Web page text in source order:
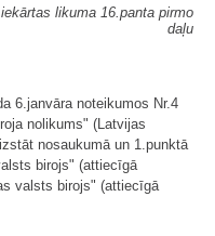
likuma 16.panta pirmo
daļu
6.janvāra noteikumos Nr.4
nolikums" (Latvijas
nosaukumā un 1.punktā
birojs" (attiecīgā
valsts birojs" (attiecīgā